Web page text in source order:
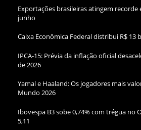
Exportações brasileiras atingem
junho
Caixa Econômica Federal distribui R$ 13
IPCA-15: Prévia da inflação oficial
de 2026
Yamal e Haaland: Os jogadores mais
Mundo 2026
Ibovespa B3 sobe 0,74% com trégua no
5,11